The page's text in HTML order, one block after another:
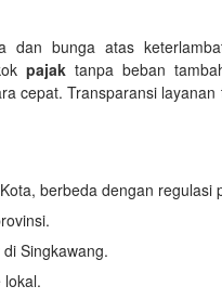
dan bunga atas
pajaktanpa beban
cepat. Transparansi
berbeda dengan regulasi
Singkawang.
lokal.